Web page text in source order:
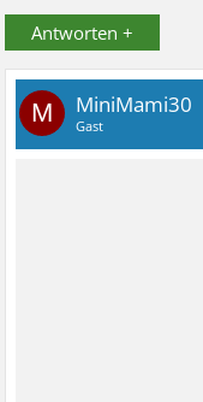
Antworten +
M MiniMami30
Gast